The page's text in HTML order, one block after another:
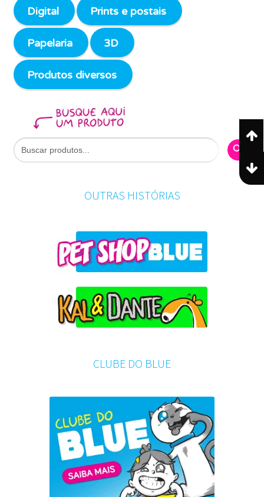
Digital Prints e postais
Papelaria 3D
Produtos diversos
Search
for:
Search
OUTRAS HISTÓRIAS
CLUBE DO BLUE